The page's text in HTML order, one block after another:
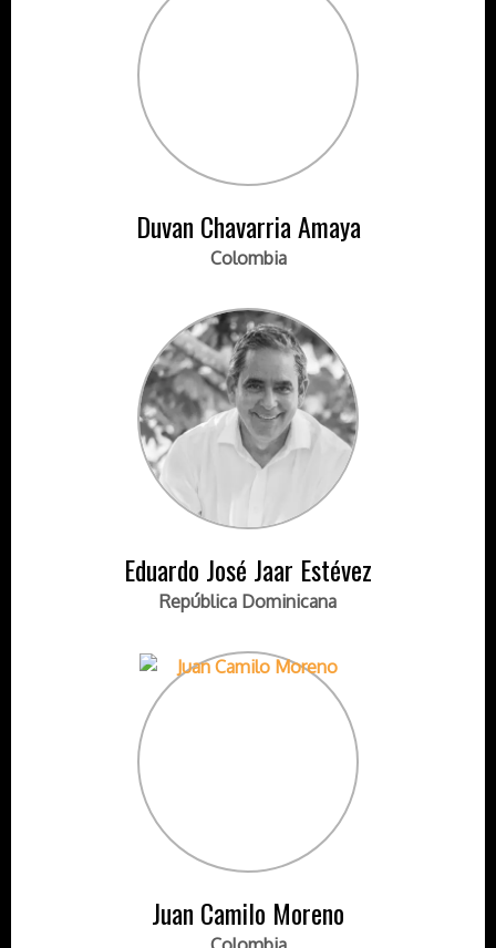
Duvan Chavarria Amaya
Colombia
Eduardo José Jaar Estévez
República Dominicana
Juan Camilo Moreno